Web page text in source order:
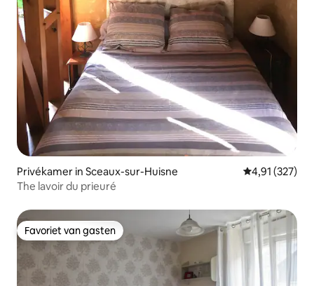
Privékamer in Sceaux-sur-Huisne Gemiddelde
4,91 (327)
The lavoir du prieuré
Favoriet van gasten
Favoriet van gasten